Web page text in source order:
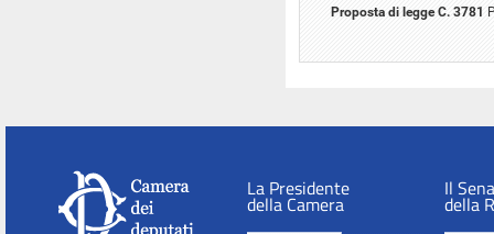
Proposta di legge C. 3781
La Presidente
della Camera
Il
della